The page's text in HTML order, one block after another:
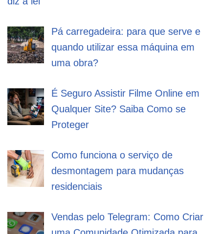
Pá carregadeira: para que serve e
quando utilizar essa máquina em
uma obra?
É Seguro Assistir Filme Online em
Qualquer Site? Saiba Como se
Proteger
Como funciona o serviço de
desmontagem para mudanças
residenciais
Vendas pelo Telegram: Como Criar